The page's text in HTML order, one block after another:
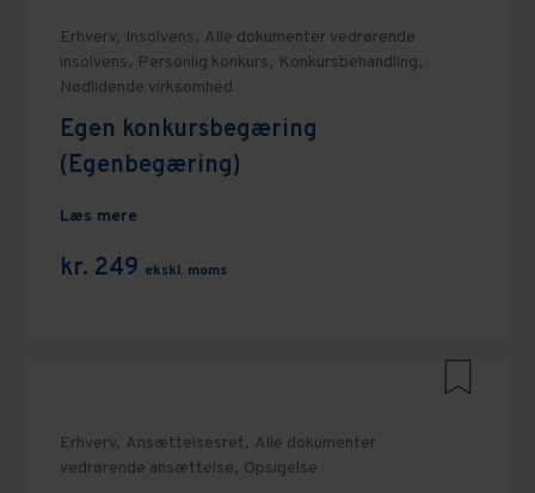
Erhverv, Insolvens, Alle dokumenter vedrørende
insolvens, Personlig konkurs, Konkursbehandling,
Nødlidende virksomhed
Egen konkursbegæring
(Egenbegæring)
Læs mere
kr. 249 ekskl. moms
Erhverv, Ansættelsesret, Alle dokumenter
vedrørende ansættelse, Opsigelse